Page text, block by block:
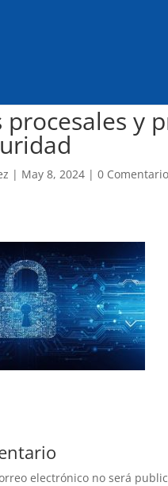
procesales y
| May 8, 2024 |0
electrónico no será